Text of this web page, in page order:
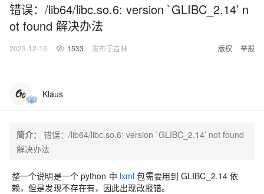
错误：/lib64/libc.so.6: version `GLIBC_2.14’ n
ot found 解决办法
2023-12-15 1533 发布于吉林 版权 举报
Klaus
简介：
错误：/lib64/libc.so.6: version `GLIBC_2.14’ not found
解决办法
整一个说明是一个 python 中 lxml 包需要用到 GLIBC_2.14 依
赖，但是发现不存在有，因此出现改报错。